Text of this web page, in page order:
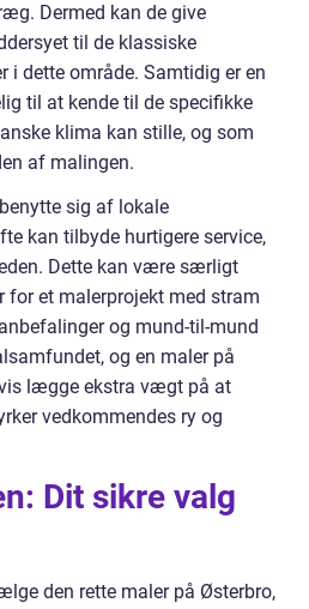
Dermed kan de give
til de klassiske
i dette område. Samtidig er en
til at kende til de specifikke
klima kan stille, og som
af malingen.
sig af lokale
kan tilbyde hurtigere service,
Dette kan være særligt
for et malerprojekt med stram
og mund-til-mund
og en maler på
lægge ekstra vægt på at
vedkommendes ry og
Dit sikre valg
den rette maler på Østerbro,